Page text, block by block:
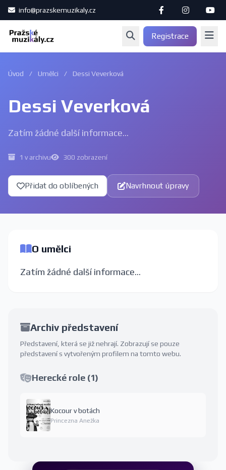
info@prazskemuzikaly.cz
Registrace
Úvod / Umělci / Dessi Veverková
Dessi Veverková
Zatím žádné další informace...
1 v archivu 300 zobrazení
Přidat do oblíbených Navrhnout úpravy
O umělci
Zatím žádné další informace...
Archiv představení
Představení, která se již nehrají. Zobrazují se pouze
představení s vytvořeným profilem na tomto webu.
Herecké role (1)
Kocour v botách
Princezna Anežka